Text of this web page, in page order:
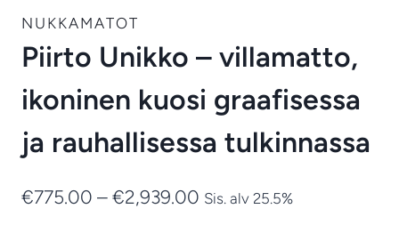
NUKKAMATOT
Piirto Unikko – villamatto,
ikoninen kuosi graafisessa
ja rauhallisessa tulkinnassa
€775.00 – €2,939.00 Hintaluokka:
Sis. alv 25.5%